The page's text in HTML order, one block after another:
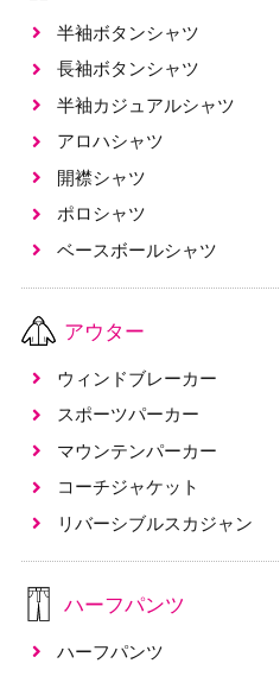
半袖ボタンシャツ
長袖ボタンシャツ
半袖カジュアルシャツ
アロハシャツ
開襟シャツ
ポロシャツ
ベースボールシャツ
アウター
ウィンドブレーカー
スポーツパーカー
マウンテンパーカー
コーチジャケット
リバーシブルスカジャン
ハーフパンツ
ハーフパンツ